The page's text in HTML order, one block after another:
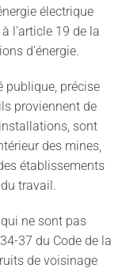
électrique
l'article 19 de la
d'énergie.
publique, précise
proviennent de
sont
des mines,
établissements
travail.
ne sont pas
37 du Code de la
de voisinage